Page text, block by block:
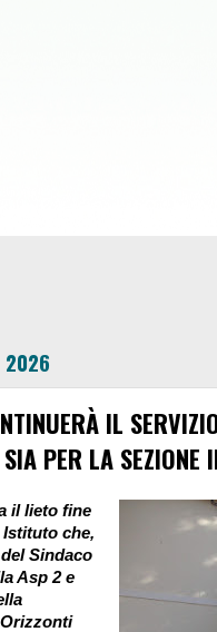
2026
IL
PER LA SEZIONE
il lieto fine
che,
Sindaco
Asp 2 e